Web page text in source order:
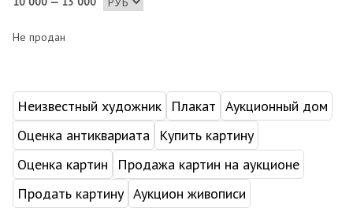
Не продан
Неизвестный художник Плакат Аукционный дом
Оценка антиквариата
Купить картину
Оценка картин
Продажа картин на аукционе
Продать картину Аукцион живописи